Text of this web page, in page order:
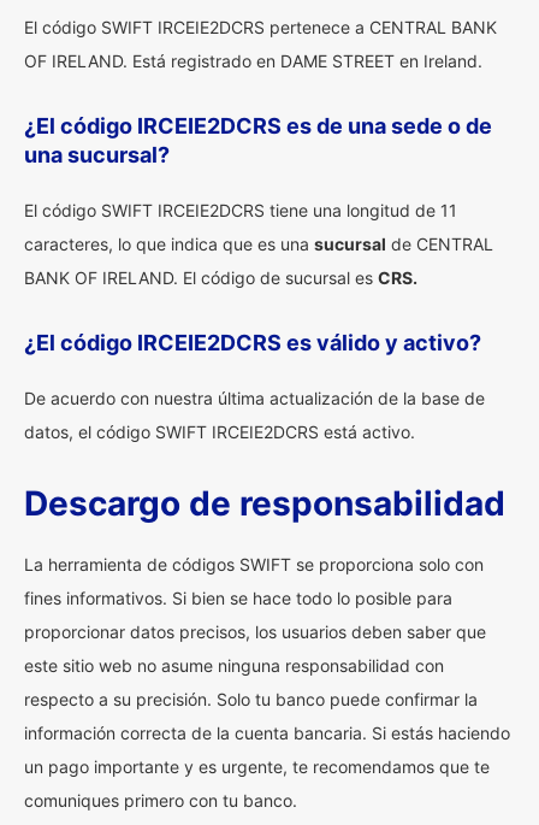
El código SWIFT IRCEIE2DCRS pertenece a CENTRAL BANK
OF IRELAND. Está registrado en DAME STREET en Ireland.
¿El código IRCEIE2DCRS es de una sede o de
una sucursal?
El código SWIFT IRCEIE2DCRS tiene una longitud de 11
caracteres, lo que indica que es una sucursal de CENTRAL
BANK OF IRELAND. El código de sucursal es CRS.
¿El código IRCEIE2DCRS es válido y activo?
De acuerdo con nuestra última actualización de la base de
datos, el código SWIFT IRCEIE2DCRS está activo.
Descargo de responsabilidad
La herramienta de códigos SWIFT se proporciona solo con
fines informativos. Si bien se hace todo lo posible para
proporcionar datos precisos, los usuarios deben saber que
este sitio web no asume ninguna responsabilidad con
respecto a su precisión. Solo tu banco puede confirmar la
información correcta de la cuenta bancaria. Si estás haciendo
un pago importante y es urgente, te recomendamos que te
comuniques primero con tu banco.